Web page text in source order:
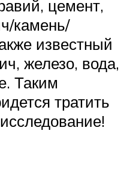
цемент,
камень/
известный
железо, вода,
Таким
тратить